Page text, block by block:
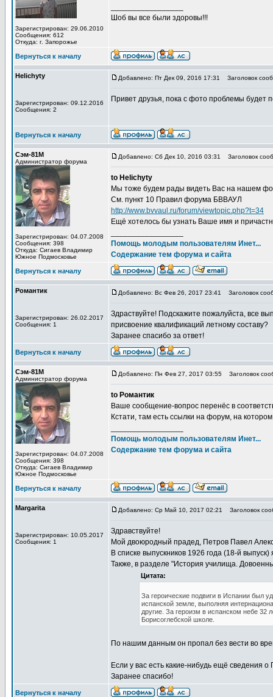
Зарегистрирован: 29.06.2010
Сообщения: 612
Откуда: г. Запорожье
Шоб вы все были здоровы!!!
Вернуться к началу
Helichyty
Зарегистрирован: 09.12.2016
Сообщения: 2
Добавлено: Пт Дек 09, 2016 17:31 Заголовок
Привет друзья, пока с фото проблемы будет
Вернуться к началу
Сэм-81М
Администратор форума
Зарегистрирован: 04.07.2008
Сообщения: 398
Откуда: Сигаев Владимир
Южное Подмосковье
Добавлено: Сб Дек 10, 2016 03:31 Заголовок
to Helichyty
Мы тоже будем рады видеть Вас на нашем
См. пункт 10 Правил форума БВВАУЛ
http://www.bvvaul.ru/forum/viewtopic.php?t=34
Ещё хотелось бы узнать Ваше имя и
Помощь молодым пользователям Инет...
Содержание тем форума и сайта
Вернуться к началу
Романтик
Зарегистрирован: 26.02.2017
Сообщения: 1
Добавлено: Вс Фев 26, 2017 23:41 Заголовок
Здраствуйте! Подскажите пожалуйста, все
присвоение квалификаций летному составу?
Заранее спасибо за ответ!
Вернуться к началу
Сэм-81М
Администратор форума
Зарегистрирован: 04.07.2008
Сообщения: 398
Откуда: Сигаев Владимир
Южное Подмосковье
Добавлено: Пн Фев 27, 2017 03:55 Заголовок
to Романтик
Ваше сообщение-вопрос перенёс в
Кстати, там есть ссылки на форум, на
Помощь молодым пользователям Инет...
Содержание тем форума и сайта
Вернуться к началу
Margarita
Зарегистрирован: 10.05.2017
Сообщения: 1
Добавлено: Ср Май 10, 2017 02:21 Заголовок
Здравствуйте!
Мой двоюродный прадед, Петров Павел
В списке выпускников 1926 года (18-й
Также, в разделе "История училища.
Цитата:
За героические подвиги в Испании был
испанской земле, выполняя
другие. За героизм в испанском небе 32
Борисоглебской школе.
По нашим данным он пропал без вести во
Если у вас есть какие-нибудь ещё сведения
Заранее спасибо!
Вернуться к началу